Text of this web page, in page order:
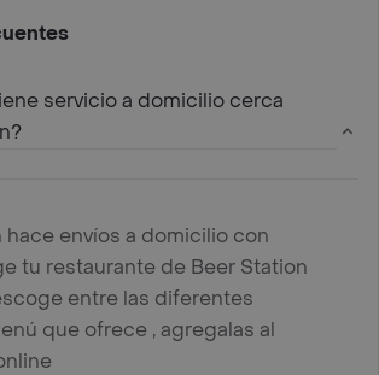
servicio a domicilio cerca
hace envíos a domicilio con
tu restaurante de Beer Station
entre las diferentes
que ofrece , agregalas al